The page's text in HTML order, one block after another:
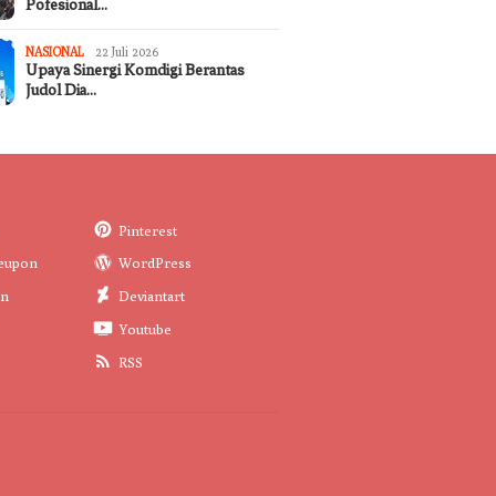
Pofesional…
NASIONAL 22 Juli 2026
Upaya Sinergi Komdigi Berantas
Judol Dia…
Pinterest
WordPress
Deviantart
Youtube
RSS